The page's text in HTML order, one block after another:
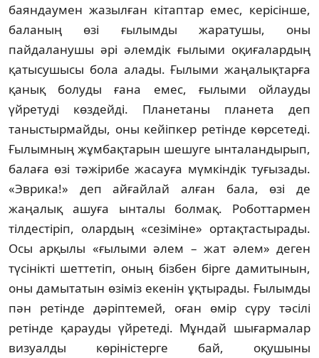
баяндаумен жазылған кітаптар емес, керісінше,
баланың өзі ғылымды жаратушы, оны
пайдаланушы әрі әлемдік ғылыми оқи­ғалардың
қатысушысы бола алады. Ғы­лыми жаңалықтарға
қанық болуды ғана емес, ғылыми ойлауды
үйретуді көздейді. Пла­нетаны планета деп
таныстырмайды, оны кейіпкер ретінде көрсетеді.
Ғылымның жұмбақтарын шешуге ынталандырып,
балаға өзі тәжірибе жасауға мүмкіндік ту­ғы­зады.
«Эврика!» деп айғайлай алған бала, өзі де
жаңалық ашуға ынталы болмақ. Ро­боттармен
тілдестіріп, олардың «сезіміне» ортақтастырады.
Осы арқылы «ғылыми әлем – жат әлем» деген
түсінікті шеттетіп, оның бізбен бірге дамитынын,
оны дамы­татын өзіміз екенін ұқтырады. Ғылымды
пән ретінде дәріпте­мей, оған өмір сүру тәсілі
ретінде қарауды үйретеді. Мұндай шы­ғармалар
визуалды көріністерге бай, оқу­шыны